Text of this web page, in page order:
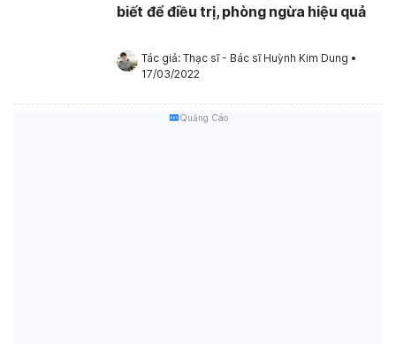
biết để điều trị, phòng ngừa hiệu quả
Tác giả: Thạc sĩ - Bác sĩ Huỳnh Kim Dung •
17/03/2022
Quảng Cáo